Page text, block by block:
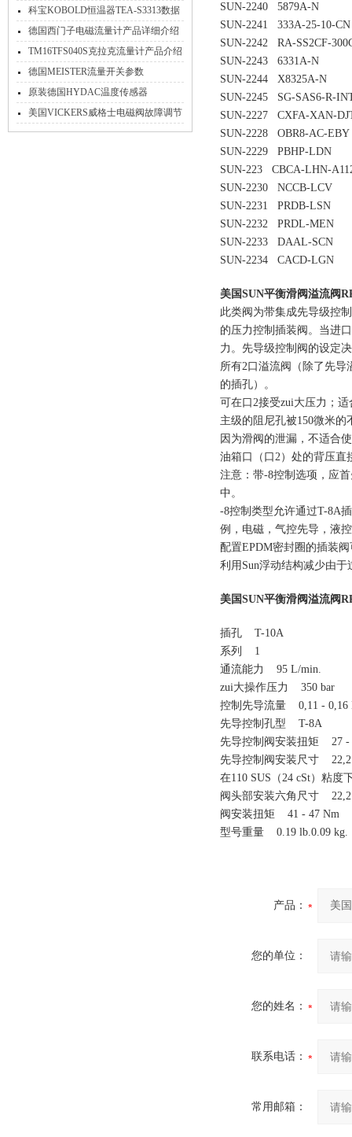
计方案与创新
科宝KOBOLD恒温器TEA-S3313数据
信息
德国西门子电磁流量计产品详细介绍
TM16TFS040S克拉克流量计产品介绍
德国MEISTER流量开关参数
原装德国HYDAC温度传感器
ETS4144-A-006-000*
美国VICKERS威格士电磁阀故障调节
SUN-2240 5879A-N
SUN-2241 333A-25-10-
SUN-2242 RA-SS2CF-
SUN-2243 6331A-N
SUN-2244 X8325A-N
SUN-2245 SG-SAS6-R-
SUN-2227 CXFA-XAN-
SUN-2228 OBR8-AC-EBY
SUN-2229 PBHP-LDN
SUN-223 CBCA-LHN-
SUN-2230 NCCB-LCV
SUN-2231 PRDB-LSN
SUN-2232 PRDL-MEN
SUN-2233 DAAL-SCN
SUN-2234 CACD-LGN
美国SUN平衡滑阀溢流阀
此类阀为带集成先导级控
的压力控制插装阀。当进
力。先导级控制阀的设定
所有2口溢流阀（除了先
的插孔）。
可在口2接受zui大压力；
主级的阻尼孔被150微米的
因为滑阀的泄漏，不适合
油箱口（口2）处的背压直
注意：带-8控制选项，应
中。
-8控制类型允许通过T-8A
例，电磁，气控先导，液
配置EPDM密封圈的插装
利用Sun浮动结构减少由
美国SUN平衡滑阀溢流阀
插孔 T-10A
系列 1
通流能力 95 L/min.
zui大操作压力 350 bar
控制先导流量 0,11 - 0,16
先导控制孔型 T-8A
先导控制阀安装扭矩 27 -
先导控制阀安装尺寸 22,2
在110 SUS（24 cSt）粘
阀头部安装六角尺寸 22,2
阀安装扭矩 41 - 47 Nm
型号重量 0.19 lb.0.09 kg.
产品：
您的单位：
您的姓名：
联系电话：
常用邮箱：